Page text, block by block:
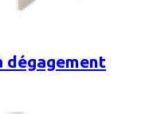
dégagement